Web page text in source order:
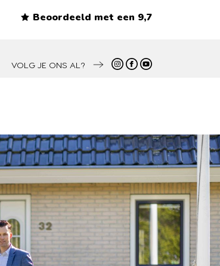
Beoordeeld met een 9,7
VOLG JE ONS AL?